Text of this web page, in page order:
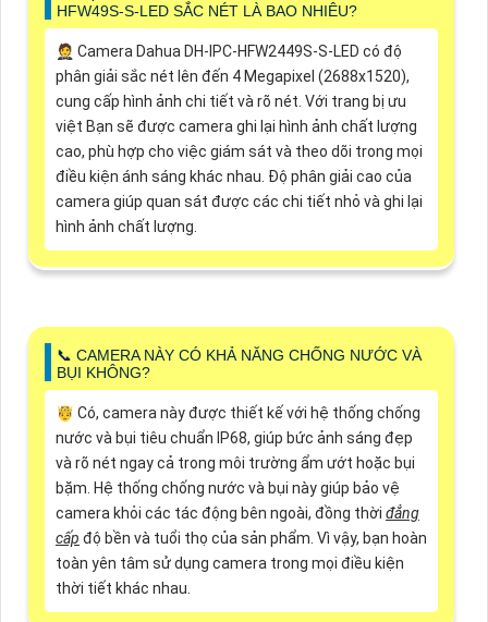
HFW49S-S-LED SẮC NÉT LÀ BAO NHIÊU?
🤵 Camera Dahua DH-IPC-HFW2449S-S-LED có độ
phân giải sắc nét lên đến 4 Megapixel (2688x1520),
cung cấp hình ảnh chi tiết và rõ nét. Với trang bị ưu
việt Bạn sẽ được camera ghi lại hình ảnh chất lượng
cao, phù hợp cho việc giám sát và theo dõi trong mọi
điều kiện ánh sáng khác nhau. Độ phân giải cao của
camera giúp quan sát được các chi tiết nhỏ và ghi lại
hình ảnh chất lượng.
📞 CAMERA NÀY CÓ KHẢ NĂNG CHỐNG NƯỚC VÀ
BỤI KHÔNG?
🤴 Có, camera này được thiết kế với hệ thống chống
nước và bụi tiêu chuẩn IP68, giúp bức ảnh sáng đẹp
và rõ nét ngay cả trong môi trường ẩm ướt hoặc bụi
bặm. Hệ thống chống nước và bụi này giúp bảo vệ
camera khỏi các tác động bên ngoài, đồng thời đẳng
cấp độ bền và tuổi thọ của sản phẩm. Vì vậy, bạn hoàn
toàn yên tâm sử dụng camera trong mọi điều kiện
thời tiết khác nhau.